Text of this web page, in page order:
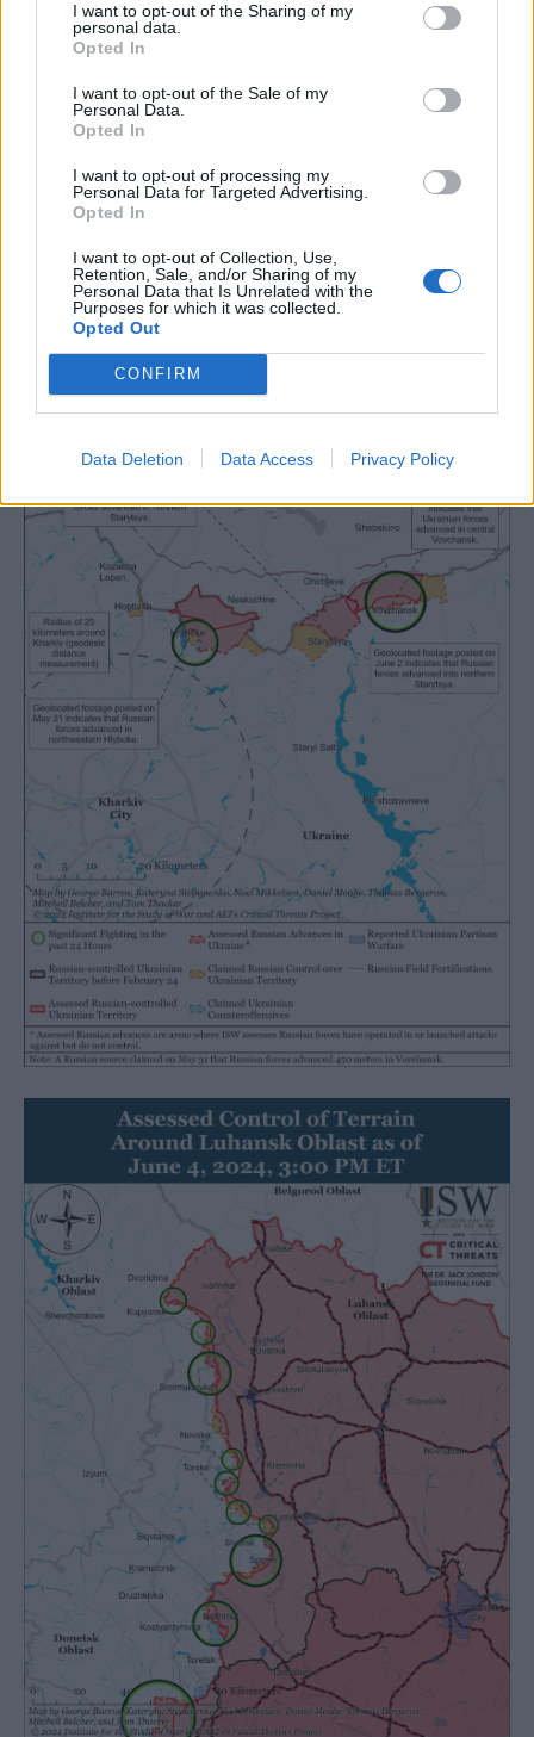
I want to opt-out of the Sharing of my
personal data.
Opted In
I want to opt-out of the Sale of my
Personal Data.
Opted In
I want to opt-out of processing my
Personal Data for Targeted Advertising.
Opted In
I want to opt-out of Collection, Use,
Retention, Sale, and/or Sharing of my
Personal Data that Is Unrelated with the
Purposes for which it was collected.
Opted Out
CONFIRM
Data Deletion Data Access Privacy Policy
τεχνητής νοημοσύνης (AI) που του επιτρέπουν να
λειτουργεί αυτόματα.
είναι ουσιαστικά ανθεκτικό στα συστήματα
ηλεκτρονικού πολέμου (EW) και μπορεί αυτόνομα να
επιστρέψει το ρομποτικό σύστημα πίσω στη βάση εάν
διακοπεί η σύνδεση μεταξύ χειριστή και συστήματος.